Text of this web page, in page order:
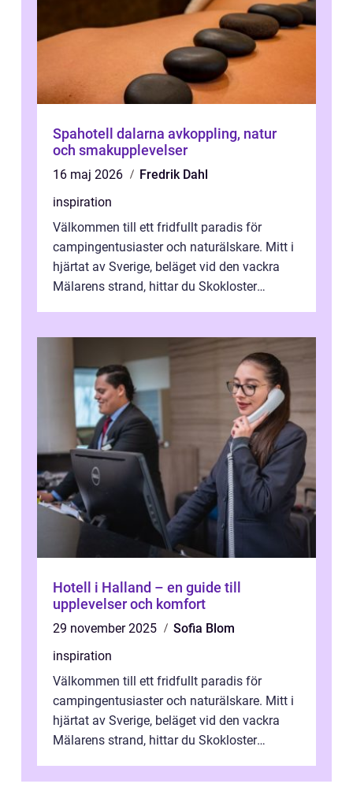
Spahotell dalarna avkoppling, natur
och smakupplevelser
16 maj 2026
Fredrik Dahl
inspiration
Välkommen till ett fridfullt paradis för
campingentusiaster och naturälskare. Mitt i
hjärtat av Sverige, beläget vid den vackra
Mälarens strand, hittar du Skokloster
Hotell i Halland – en guide till
upplevelser och komfort
29 november 2025
Sofia Blom
inspiration
Välkommen till ett fridfullt paradis för
campingentusiaster och naturälskare. Mitt i
hjärtat av Sverige, beläget vid den vackra
Mälarens strand, hittar du Skokloster